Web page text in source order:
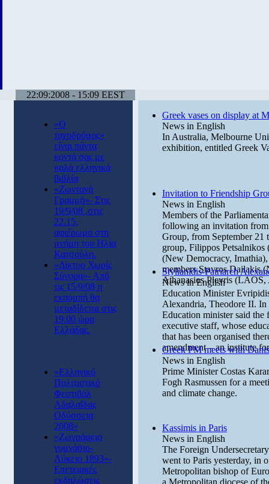
22:09:2008 - 15:09 EEST
«Ο
ταχυδρόμος»
είναι πάντα
κοντά σας με
καλά ελληνικά
βιβλία
«Ζωντανή
Γραμμή»- Στις
19/9/08 ,στις
22.15,
αφιέρωμα στη
μνήμη του Ηλία
Κατσούλη.
«Δίκτυο Χωρίς
Σύνορα»- Από
τις 15/9/08 η
εκπομπή θα
μεταδίδεται στις
19.00 ώρα
Ελλάδας.
«Ελληνικό
Πολιτιστικό
Φεστιβάλ
Αδαλαΐδας
Οδύσσεια
2008»
«Ζωγράφειο
γυμνάσιο-
Λύκειο 1893»-
Επετειακές
εκδηλώσεις
Greek vases on display at
News in English
In Australia, Melbourne
exhibition, entitled Greek
Invitation to Friendship
News in English
Members of the
following an invitation from
Group, from September 21
group, Filippos
(New Democracy,
members Stavros Dailakis
Athanasios Plevris (LAOS,
Stylianidis-Patriarch
News in English
Education Minister
Alexandria, Theodore II. In
Education minister said the
executive staff, whose
that has been organised
amendment – an institute
Greek PM meets with
News in English
Prime Minister Costas
Fogh Rasmussen for a
and climate change.
Kassimis in Paris
News in English
The Foreign
went to Paris yesterday, in
Metropolitan bishop of
a Metropolitan diocese of